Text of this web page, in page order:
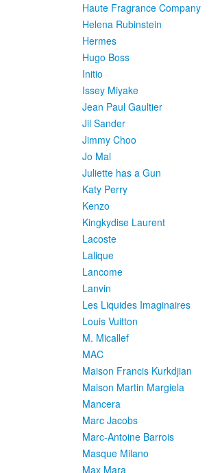
Haute Fragrance Company
Helena Rubinstein
Hermes
Hugo Boss
Initio
Issey Miyake
Jean Paul Gaultier
Jil Sander
Jimmy Choo
Jo Mal
Juliette has a Gun
Katy Perry
Kenzo
Kingkydise Laurent
Lacoste
Lalique
Lancome
Lanvin
Les Liquides Imaginaires
Louis Vuitton
M. Micallef
MAC
Maison Francis Kurkdjian
Maison Martin Margiela
Mancera
Marc Jacobs
Marc-Antoine Barrois
Masque Milano
Max Mara